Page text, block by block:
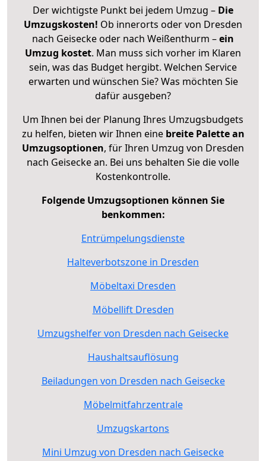
Der wichtigste Punkt bei jedem Umzug – Die
Umzugskosten! Ob innerorts oder von Dresden
nach Geisecke oder nach Weißenthurm –ein
Umzug kostet. Man muss sich vorher im Klaren
sein, was das Budget hergibt. Welchen Service
erwarten und wünschen Sie? Was möchten Sie
dafür ausgeben?
Um Ihnen bei der Planung Ihres Umzugsbudgets
zu helfen, bieten wir Ihnen eine breite Palette an
Umzugsoptionen, für Ihren Umzug von Dresden
nach Geisecke an. Bei uns behalten Sie die volle
Kostenkontrolle.
Folgende Umzugsoptionen können Sie
benkommen:
Entrümpelungsdienste
Halteverbotszone in Dresden
Möbeltaxi Dresden
Möbellift Dresden
Umzugshelfer von Dresden nach Geisecke
Haushaltsauflösung
Beiladungen von Dresden nach Geisecke
Möbelmitfahrzentrale
Umzugskartons
Mini Umzug von Dresden nach Geisecke